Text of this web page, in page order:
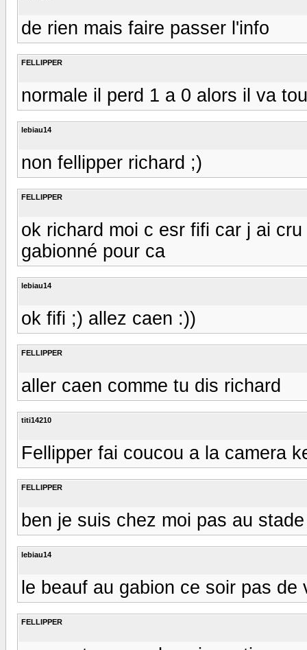
de rien mais faire passer l'info
FELLIPPER
normale il perd 1 a 0 alors il va
lebiau14
non fellipper richard ;)
FELLIPPER
ok richard moi c esr fifi car j ai
gabionné pour ca
lebiau14
ok fifi ;) allez caen :))
FELLIPPER
aller caen comme tu dis richard
titi14210
Fellipper fai coucou a la camera
FELLIPPER
ben je suis chez moi pas au
lebiau14
le beauf au gabion ce soir pas
FELLIPPER